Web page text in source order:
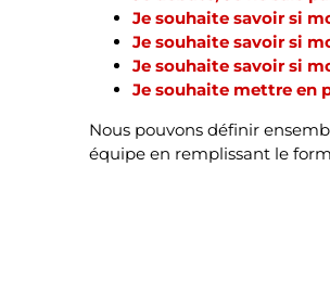
Je souhaite savoir si
Je souhaite savoir si
Je souhaite savoir si
Je souhaite mettre en
Nous pouvons définir
équipe en remplissant le